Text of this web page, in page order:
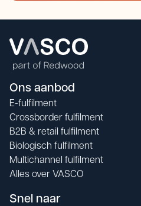
Ons aanbod
E-fulfilment
Crossborder fulfilment
B2B & retail fulfilment
Biologisch fulfilment
Multichannel fulfilment
Alles over VASCO
Snel naar